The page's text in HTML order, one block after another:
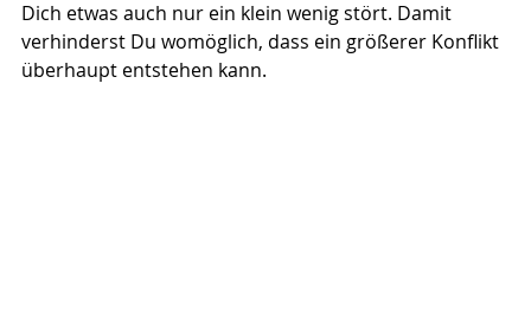
Dich etwas auch nur ein klein wenig stört. Damit
verhinderst Du womöglich, dass ein größerer Konflikt
überhaupt entstehen kann.